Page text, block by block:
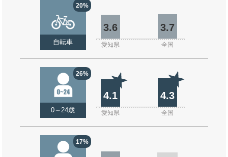
20%
自転車
3.6 3.7
愛知県 全国
26%
0～24歳
4.1 4.3
愛知県 全国
17%